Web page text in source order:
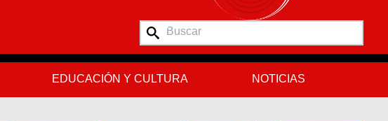
EDUCACIÓN Y CULTURA NOTICIAS